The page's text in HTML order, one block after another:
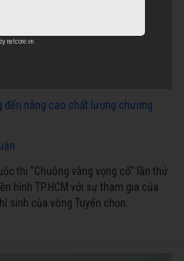
đến nâng cao chất lượng chương
thi "Chuông vàng vọng cổ" lần thứ
hình TP.HCM với sự tham gia của
sinh của vòng Tuyển chọn.
netcore.vn